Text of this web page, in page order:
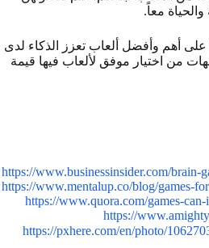
معاً.
على أهم وأفضل ألعاب تعزز الذكاء لدى
من اختيار موفق لألعاب فيها قيمة
https://www.businessinsider.com/brain-
https://www.mentalup.co/blog/games-
https://www.quora.com/games-
https://
https://pxhere.com/en/photo/